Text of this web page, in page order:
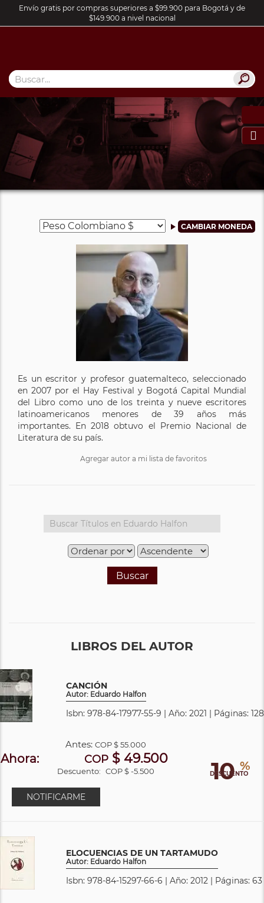
Envío gratis por compras superiores a $99.900 para Bogotá y de
$149.900 a nivel nacional

Es un escritor y profesor guatemalteco, seleccionado
en 2007 por el Hay Festival y Bogotá Capital Mundial
del Libro como uno de los treinta y nueve escritores
latinoamericanos menores de 39 años más
importantes. En 2018 obtuvo el Premio Nacional de
Literatura de su país.
Agregar autor a mi lista de favoritos
Buscar
LIBROS DEL AUTOR
CANCIÓN
Autor: Eduardo Halfon
Isbn: 978-84-17977-55-9 | Año: 2021 | Páginas: 128
10 %
DESCUENTO
Antes: COP$ 55.000
Ahora: COP $ 49.500
Descuento: COP $ -5.500
NOTIFICARME
ELOCUENCIAS DE UN TARTAMUDO
Autor: Eduardo Halfon
Isbn: 978-84-15297-66-6 | Año: 2012 | Páginas: 63